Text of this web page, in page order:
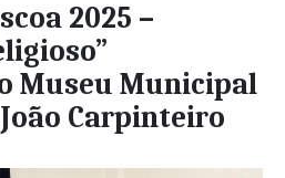
2025 –
Museu Municipal
Carpinteiro